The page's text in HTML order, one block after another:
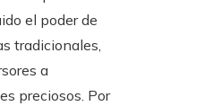
el poder de
tradicionales,
a
preciosos. Por